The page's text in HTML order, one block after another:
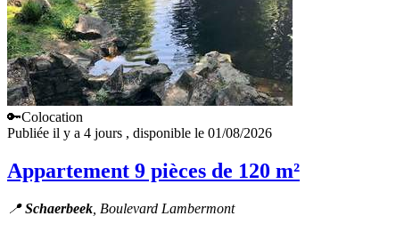
🔑Colocation
Publiée il y a 4 jours , disponible le 01/08/2026
Appartement 9 pièces de 120 m²
📍Schaerbeek , Boulevard Lambermont